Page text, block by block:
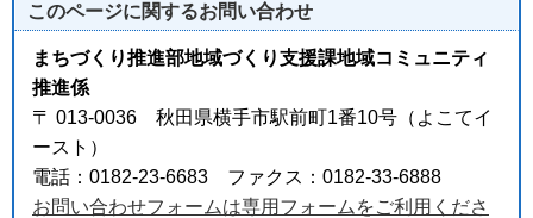
このページに関するお問い合わせ
まちづくり推進部地域づくり支援課地域コミュニティ
推進係
〒 013-0036 秋田県横手市駅前町1番10号（よこてイ
ースト）
電話：0182-23-6683 ファクス：0182-33-6888
お問い合わせフォームは専用フォームをご利用くださ